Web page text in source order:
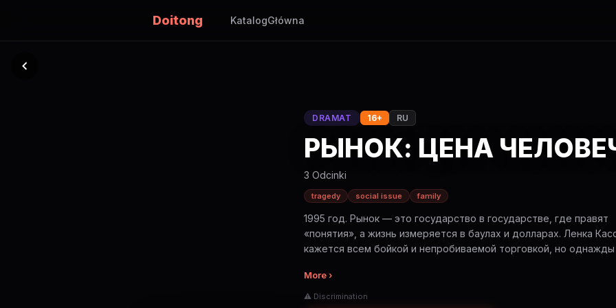
Doitong KatalogGłówna
DRAMAT 16+ RU
РЫНОК: ЦЕНА
3 Odcinki
tragedy social issue family
1995 год. Рынок — это государство в государстве, где правят
«понятия», а жизнь измеряется в баулах и долларах. Ленка
кажется всем бойкой и непробиваемой торговкой, но однажды
выбором в жизни. Это история о том, как трудно было
мечту, и о том, что настоящие сокровища в девяностых
More ›
⚠ Discrimination